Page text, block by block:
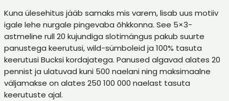
Kuna ülesehitus jääb samaks mis varem, lisab uus motiiv
igale lehe nurgale pingevaba õhkkonna. See 5×3-
astmeline rull 20 kujundiga slotimängus pakub suurte
panustega keerutusi, wild-sümboleid ja 100% tasuta
keerutusi Bucksi kordajatega. Panused algavad alates 20
pennist ja ulatuvad kuni 500 naelani ning maksimaalne
väljamakse on alates 250 100 000 naelast tasuta
keerutuste ajal.